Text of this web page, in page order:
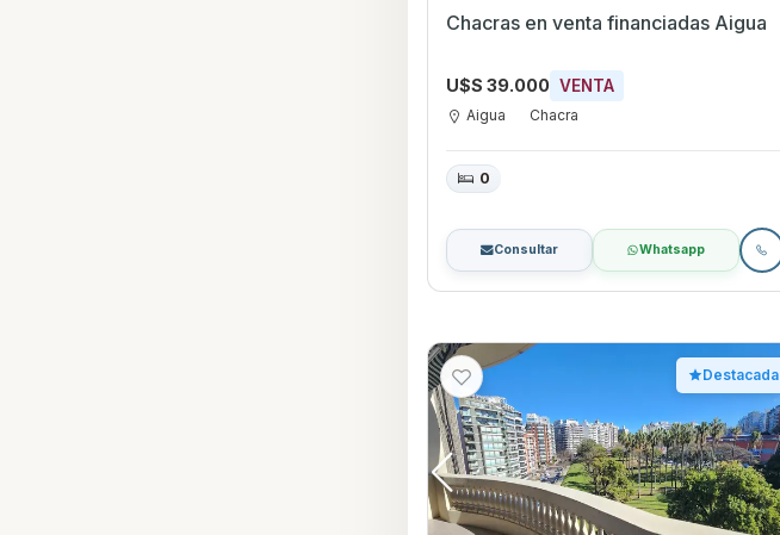
Chacras en venta financiadas Aigua
U$S 39.000 VENTA
Aigua Chacra
0
Consultar Whatsapp
Destacada